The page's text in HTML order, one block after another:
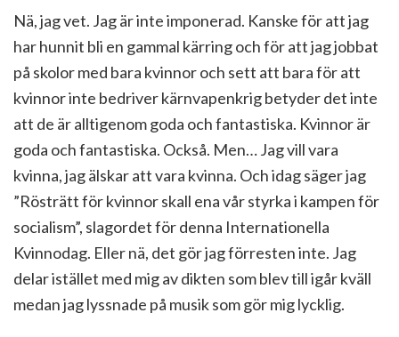
Nä, jag vet. Jag är inte imponerad. Kanske för att jag
har hunnit bli en gammal kärring och för att jag jobbat
på skolor med bara kvinnor och sett att bara för att
kvinnor inte bedriver kärnvapenkrig betyder det inte
att de är alltigenom goda och fantastiska. Kvinnor är
goda och fantastiska. Också. Men… Jag vill vara
kvinna, jag älskar att vara kvinna. Och idag säger jag
”Rösträtt för kvinnor skall ena vår styrka i kampen för
socialism”, slagordet för denna Internationella
Kvinnodag. Eller nä, det gör jag förresten inte. Jag
delar istället med mig av dikten som blev till igår kväll
medan jag lyssnade på musik som gör mig lycklig.